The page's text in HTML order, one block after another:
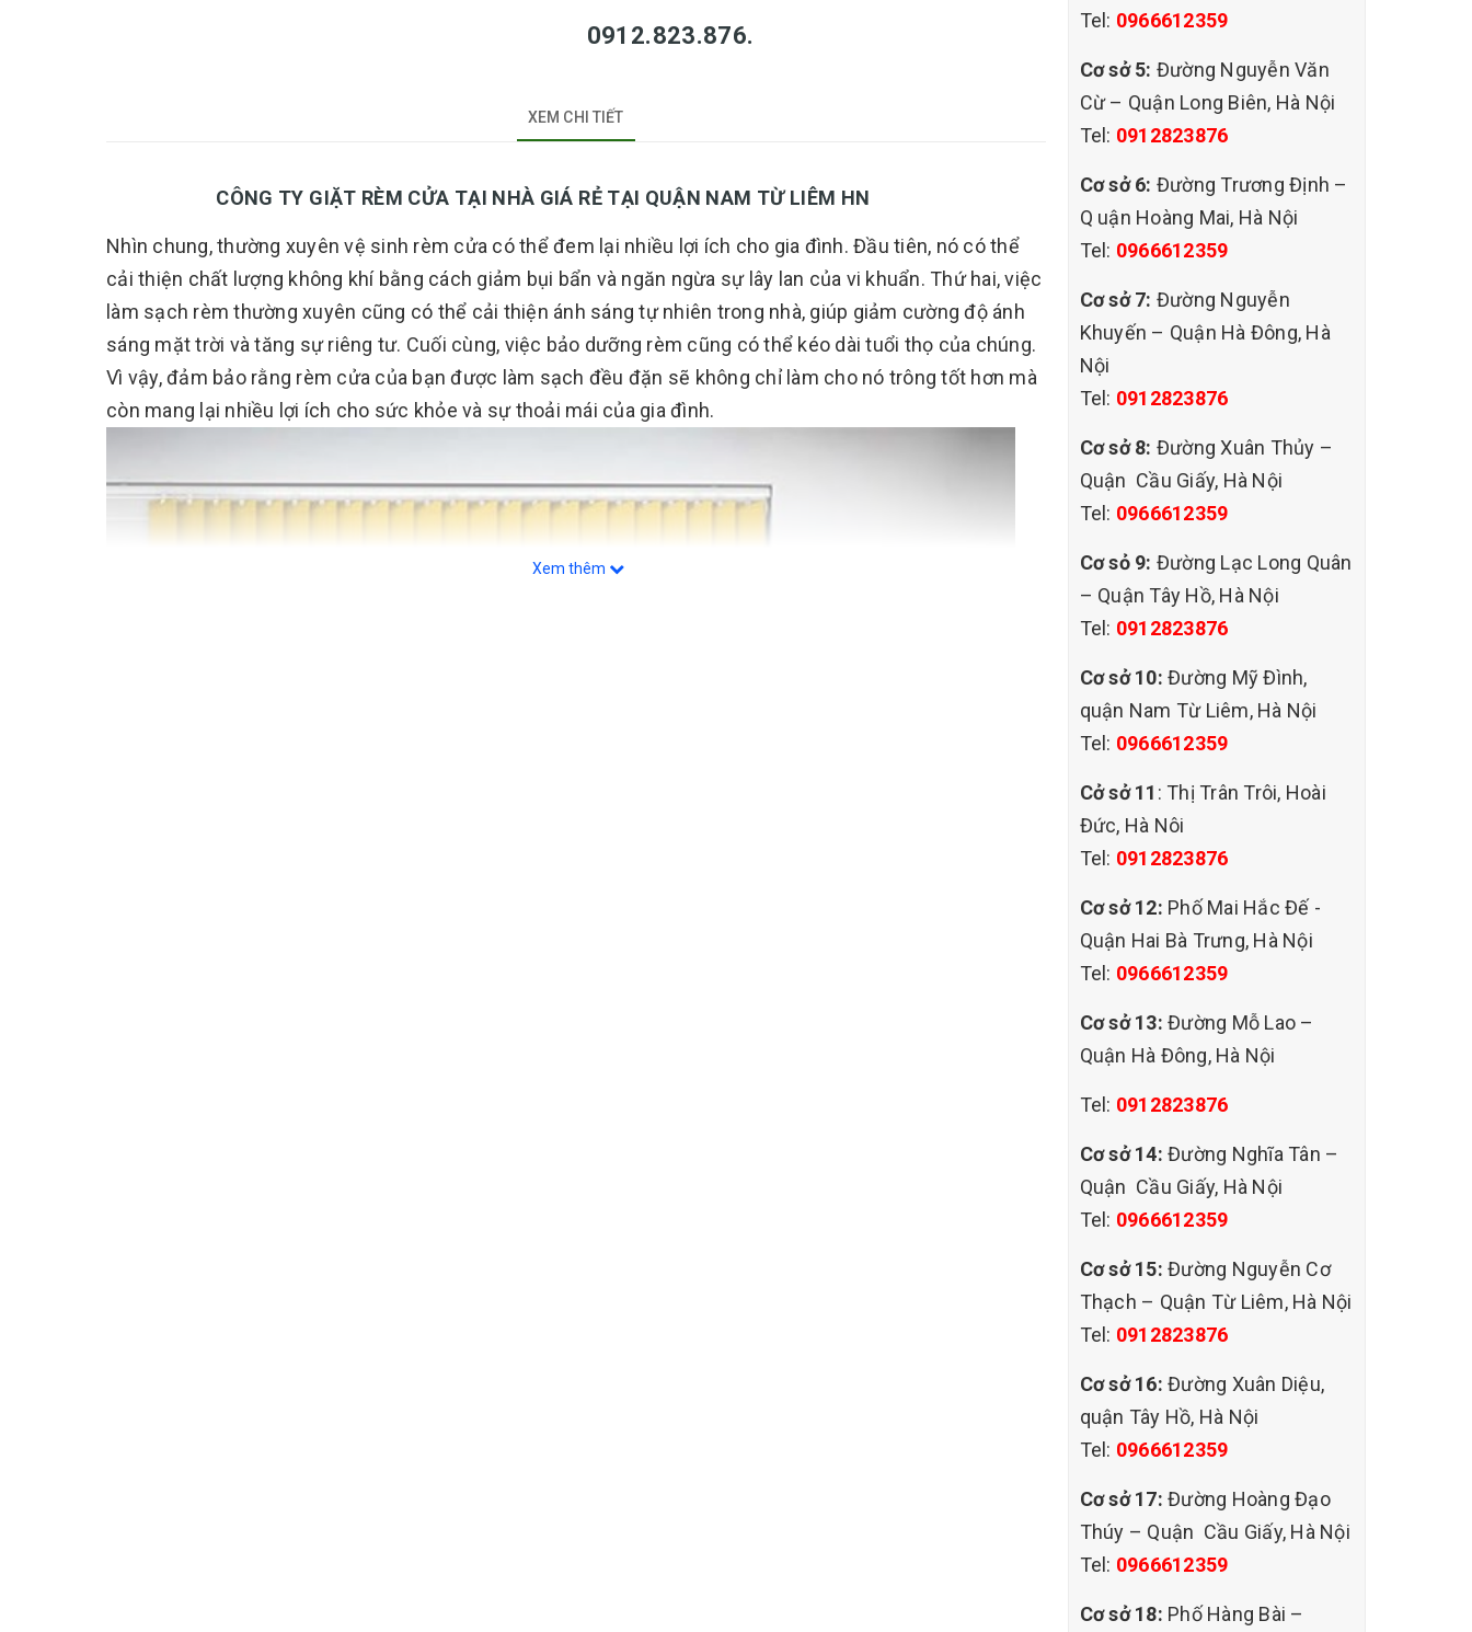
0912.823.876.
XEM CHI TIẾT
CÔNG TY GIẶT RÈM CỬA TẠI NHÀ GIÁ RẺ TẠI QUẬN NAM TỪ LIÊM HN
Nhìn chung, thường xuyên vệ sinh rèm cửa có thể đem lại nhiều lợi ích cho gia đình. Đầu tiên, nó có thể
cải thiện chất lượng không khí bằng cách giảm bụi bẩn và ngăn ngừa sự lây lan của vi khuẩn. Thứ hai, việc
làm sạch rèm thường xuyên cũng có thể cải thiện ánh sáng tự nhiên trong nhà, giúp giảm cường độ ánh
sáng mặt trời và tăng sự riêng tư. Cuối cùng, việc bảo dưỡng rèm cũng có thể kéo dài tuổi thọ của chúng.
Vì vậy, đảm bảo rằng rèm cửa của bạn được làm sạch đều đặn sẽ không chỉ làm cho nó trông tốt hơn mà
còn mang lại nhiều lợi ích cho sức khỏe và sự thoải mái của gia đình.
Xem thêm
Tel: 0966612359
Cơ sở 5: Đường Nguyễn Văn
Cừ – Quận Long Biên, Hà Nội
Tel: 0912823876
Cơ sở 6: Đường Trương Định –
Q uận Hoàng Mai, Hà Nội
Tel: 0966612359
Cơ sở 7: Đường Nguyễn
Khuyến – Quận Hà Đông, Hà
Nội
Tel: 0912823876
Cơ sở 8: Đường Xuân Thủy –
Quận Cầu Giấy, Hà Nội
Tel: 0966612359
Cơ sỏ 9: Đường Lạc Long Quân
– Quận Tây Hồ, Hà Nội
Tel: 0912823876
Cơ sở 10: Đường Mỹ Đình,
quận Nam Từ Liêm, Hà Nội
Tel: 0966612359
Cở sở 11 : Thị Trân Trôi, Hoài
Đức, Hà Nôi
Tel: 0912823876
Cơ sở 12: Phố Mai Hắc Đế -
Quận Hai Bà Trưng, Hà Nội
Tel: 0966612359
Cơ sở 13: Đường Mỗ Lao –
Quận Hà Đông, Hà Nội
Tel: 0912823876
Cơ sở 14: Đường Nghĩa Tân –
Quận Cầu Giấy, Hà Nội
Tel: 0966612359
Cơ sở 15: Đường Nguyễn Cơ
Thạch – Quận Từ Liêm, Hà Nội
Tel: 0912823876
Cơ sở 16: Đường Xuân Diệu,
quận Tây Hồ, Hà Nội
Tel: 0966612359
Cơ sở 17: Đường Hoàng Đạo
Thúy – Quận Cầu Giấy, Hà Nội
Tel: 0966612359
Cơ sở 18: Phố Hàng Bài –